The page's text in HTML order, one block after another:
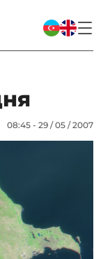
08:45 - 29 / 05 / 2007